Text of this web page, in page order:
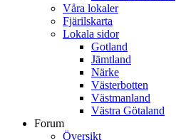
Våra lokaler
Fjärilskarta
Lokala sidor
Gotland
Jämtland
Närke
Västerbotten
Västmanland
Västra Götaland
Forum
Översikt